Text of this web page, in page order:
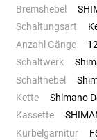
Bremshebel
Schaltungsart
Anzahl Gänge
Schaltwerk
Schalthebel
Kette
Shimano
Kassette
Kurbelgarnitur